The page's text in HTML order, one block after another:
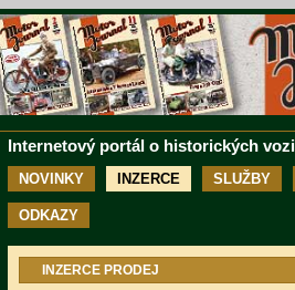
Internetový portál o historických
NOVINKY INZERCE SLUŽBY
ODKAZY
INZERCE PRODEJ